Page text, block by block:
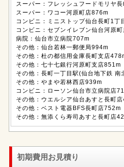
スーパー：フレッシュフードモリヤ
スーパー：ワコー河原町店876m
コンビニ：ミニストップ仙台長町1丁
コンビニ：セブンイレブン仙台河原
病院：仙台市立病院707m
その他：仙台若林一郵便局994m
その他：杜の都信用金庫長町支店
その他：七十七銀行河原町支店851m
その他：長町一丁目駅(仙台地下鉄 南
その他：やまや若林西店939m
コンビニ：ローソン仙台市立病院店
その他：ウエルシア仙台あすと長町
その他：ベスト電器BFS長町店752m
その他：無添くら寿司あすと長町店
初期費用お見積り